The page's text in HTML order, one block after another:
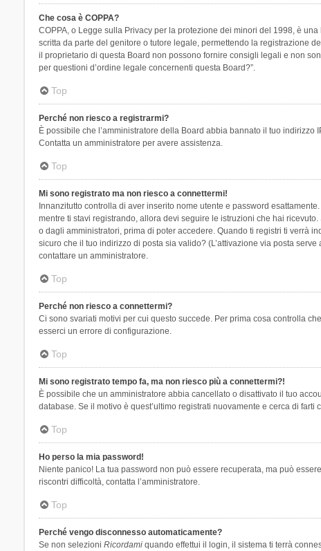
Che cosa è COPPA?
COPPA, o Legge sulla Privacy per la protezione dei minori del 1998, è
scritta da parte del genitore o tutore legale, permettendo la registrazione
il proprietario di questa Board non possono fornire consigli legali e non
per questioni d’ordine legale concernenti questa Board?”.
Top
Perché non riesco a registrarmi?
È possibile che l’amministratore della Board abbia bannato il tuo
Contatta un amministratore per avere assistenza.
Top
Mi sono registrato ma non riesco a connettermi!
Innanzitutto controlla di aver inserito nome utente e password
mentre ti stavi registrando, allora devi seguire le istruzioni che hai
o dagli amministratori, prima di poter accedere. Quando ti registri ti verrà
sicuro che il tuo indirizzo di posta sia valido? (L’attivazione via posta
contattare un amministratore.
Top
Perché non riesco a connettermi?
Ci sono svariati motivi per cui questo succede. Per prima cosa controlla
esserci un errore di configurazione.
Top
Mi sono registrato tempo fa, ma non riesco più a connettermi?!
È possibile che un amministratore abbia cancellato o disattivato il tuo
database. Se il motivo è quest’ultimo registrati nuovamente e cerca di
Top
Ho perso la mia password!
Niente panico! La tua password non può essere recuperata, ma può
riscontri difficoltà, contatta l’amministratore.
Top
Perché vengo disconnesso automaticamente?
Se non selezioni Ricordamiquando effettui il login, il sistema ti terrà